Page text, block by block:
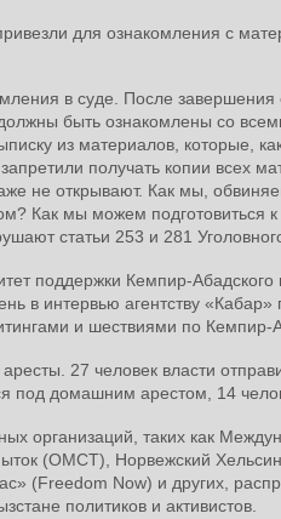
для ознакомления с
в суде. После завершения
быть ознакомлены со
из материалов, которые,
получать копии всех
не открывают. Как мы,
Как мы можем подготовиться к
статьи 253 и 281
поддержки Кемпир-
в интервью агентству
и шествиями по Кемпир-
27 человек власти
под домашним арестом, 14
организаций, таких как
(OMCT), Норвежский
(Freedom Now) и других,
политиков и активистов.